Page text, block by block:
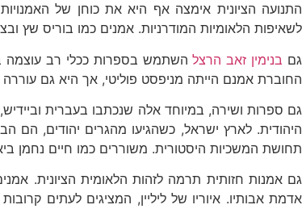
התנועה הציונית אימצה אף היא את כוחן של
לשאיפות הלאומיות המודרניות. אמנים כמו בוריס שץ
גם בנימין זאב הרצל
החוברת אמנם הייתה מניפסט פוליטי, אך היא גם
גם ספרות ושירה, במיוחד אלה שנכתבו בעברית
היהודית. לארץ ישראל, כשהגיעו מהגרים יהודים, הם
תחושת המשכיות היסטורית. משוררים כמו חיים נחמן
גם אמנות חזותית תרמה לזהות הלאומית הציונית.
אדמת אבותיו. איוריו של ליליין, המציגים לעתים